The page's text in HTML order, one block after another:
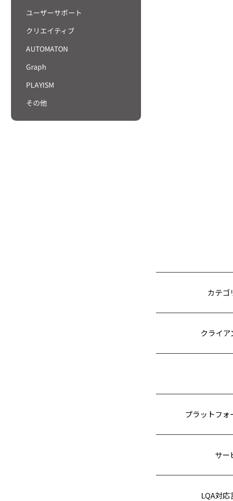
ユーザーサポート
クリエイティブ
AUTOMATON
Graph
PLAYISM
その他
カテゴ
クライア
プラットフォ
サー
LQA対応